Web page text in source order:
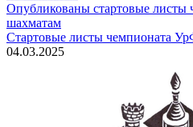
Опубликованы стартовые
шахматам
Стартовые листы чемпионата
04.03.2025